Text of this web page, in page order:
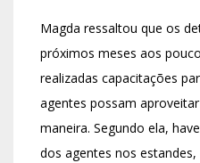
Magda ressaltou que os
próximos meses aos
realizadas capacitações
agentes possam
maneira. Segundo ela,
dos agentes nos